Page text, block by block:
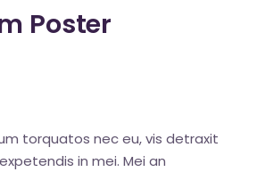
Poster
torquatos nec eu, vis detraxit
in mei. Mei an